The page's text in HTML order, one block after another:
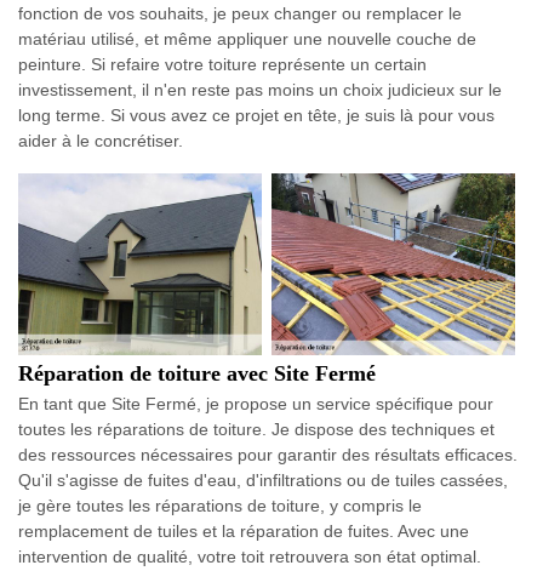
fonction de vos souhaits, je peux changer ou remplacer le
matériau utilisé, et même appliquer une nouvelle couche de
peinture. Si refaire votre toiture représente un certain
investissement, il n'en reste pas moins un choix judicieux sur le
long terme. Si vous avez ce projet en tête, je suis là pour vous
aider à le concrétiser.
Réparation de toiture avec Site Fermé
En tant que Site Fermé, je propose un service spécifique pour
toutes les réparations de toiture. Je dispose des techniques et
des ressources nécessaires pour garantir des résultats efficaces.
Qu'il s'agisse de fuites d'eau, d'infiltrations ou de tuiles cassées,
je gère toutes les réparations de toiture, y compris le
remplacement de tuiles et la réparation de fuites. Avec une
intervention de qualité, votre toit retrouvera son état optimal.